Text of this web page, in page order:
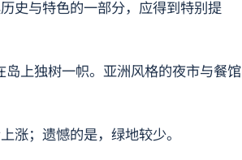
史与特色的一部分，应得到特别提
上独树一帜。亚洲风格的夜市与餐馆
涨；遗憾的是，绿地较少。